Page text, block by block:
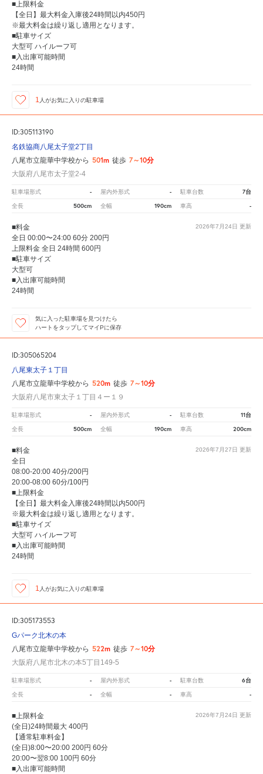
■上限料金
【全日】最大料金入庫後24時間以内450円
※最大料金は繰り返し適用となります。
■駐車サイズ
大型可 ハイルーフ可
■入出庫可能時間
24時間
1 人がお気に入りの駐車場
ID:305113190
名鉄協商八尾太子堂2丁目
八尾市立龍華中学校から 501m 徒歩 7～10分
大阪府八尾市太子堂2-4
駐車場形式 - 屋内外形式 - 駐車台数 7台
全長 500cm 全幅 190cm 車高 -
2026年7月24日 更新
■料金
全日 00:00〜24:00 60分 200円
上限料金 全日 24時間 600円
■駐車サイズ
大型可
■入出庫可能時間
24時間
気に入った駐車場を見つけたら
ハートをタップしてマイPに保存
ID:305065204
八尾東太子１丁目
八尾市立龍華中学校から 520m 徒歩 7～10分
大阪府八尾市東太子１丁目４ー１９
駐車場形式 - 屋内外形式 - 駐車台数 11台
全長 500cm 全幅 190cm 車高 200cm
2026年7月27日 更新
■料金
全日
08:00-20:00 40分/200円
20:00-08:00 60分/100円
■上限料金
【全日】最大料金入庫後24時間以内500円
※最大料金は繰り返し適用となります。
■駐車サイズ
大型可 ハイルーフ可
■入出庫可能時間
24時間
1 人がお気に入りの駐車場
ID:305173553
Gパーク北木の本
八尾市立龍華中学校から 522m 徒歩 7～10分
大阪府八尾市北木の本5丁目149-5
駐車場形式 - 屋内外形式 - 駐車台数 6台
全長 - 全幅 - 車高 -
2026年7月24日 更新
■上限料金
(全日)24時間最大 400円
【通常駐車料金】
(全日)8:00〜20:00 200円 60分
20:00〜翌8:00 100円 60分
■入出庫可能時間